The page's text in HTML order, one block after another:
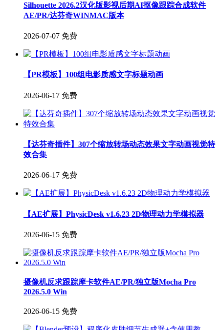
Silhouette 2026.2汉化版影视后期AI抠像跟踪合成软件
AE/PR/达芬奇WINMAC版本
2026-07-07 免费
【PR模板】100组电影质感文字标题动画
2026-06-17 免费
【达芬奇插件】307个缩放转场动态效果文字动画视觉特
效合集
2026-06-17 免费
【AE扩展】PhysicDesk v1.6.23 2D物理动力学模拟器
2026-06-15 免费
摄像机反求跟踪摩卡软件AE/PR/独立版Mocha Pro
2026.5.0 Win
2026-06-15 免费